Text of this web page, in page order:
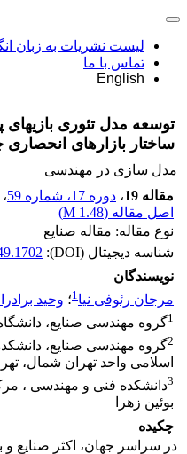
لیست نشریات به زبان
تماس با ما
English
توسعه مدل تئوری بازیهای
ساختار بازارهای انحصاری
مدل سازی در مهندسی
مقاله 19
، دوره 17، شماره 59
اصل مقاله (1.48 M
)
نوع مقاله: مقاله صنایع
شناسه دیجیتال (DOI):
نویسندگان
مرجان رئوفی نیا1؛ وحید
1گروه مهندسی صنایع،
2گروه مهندسی صنایع،
اسلامی واحد تهران شمال،
3دانشکده فنی و مهندسی ،
بوئین زهرا
چکیده
در سراسر جهان، اکثر صنایع و